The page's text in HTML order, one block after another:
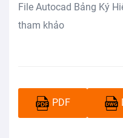
File Autocad Bảng Ký
tham khảo
PDF